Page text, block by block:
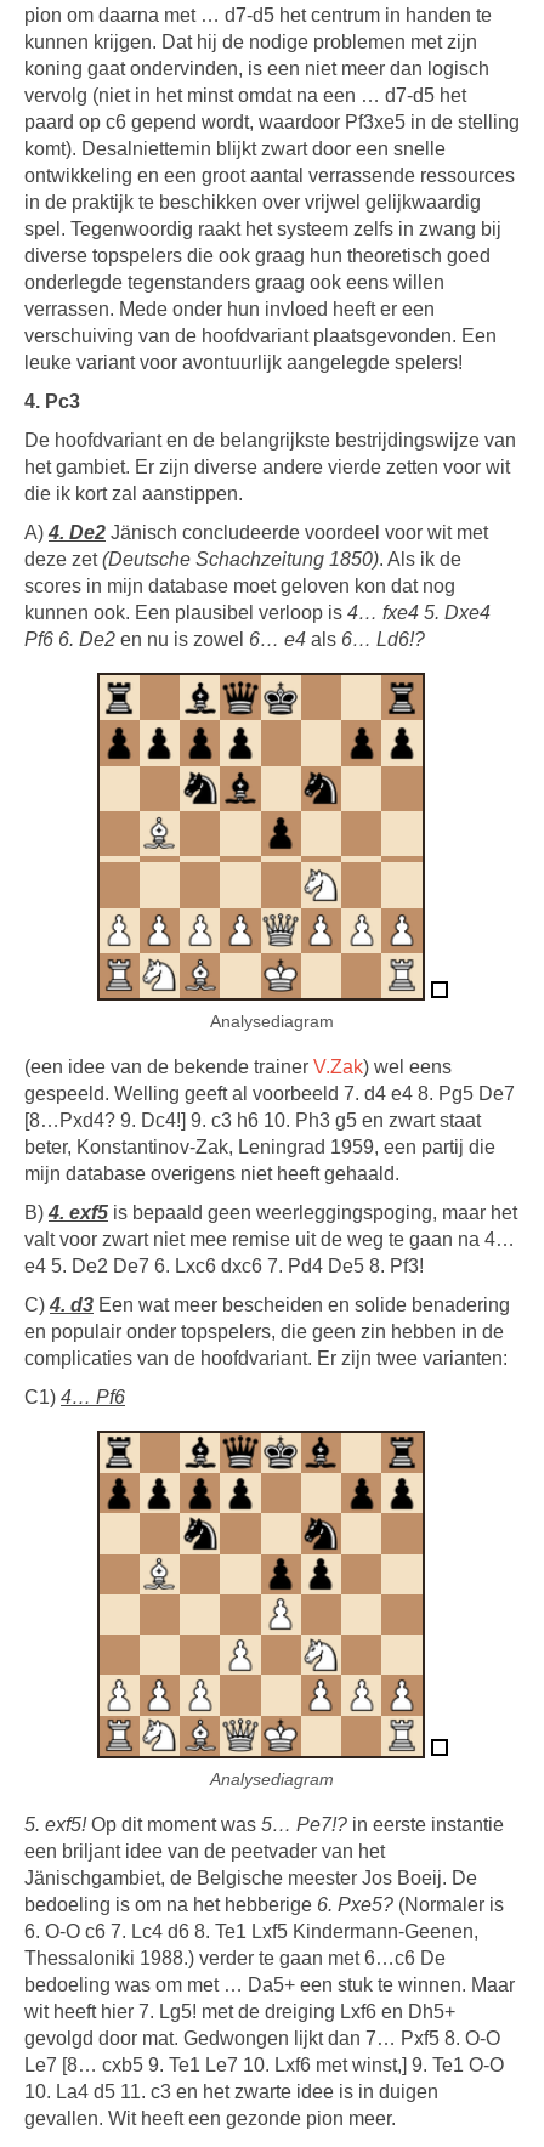
pion om daarna met … d7-d5 het centrum in handen te
kunnen krijgen. Dat hij de nodige problemen met zijn
koning gaat ondervinden, is een niet meer dan logisch
vervolg (niet in het minst omdat na een … d7-d5 het
paard op c6 gepend wordt, waardoor Pf3xe5 in de stelling
komt). Desalniettemin blijkt zwart door een snelle
ontwikkeling en een groot aantal verrassende ressources
in de praktijk te beschikken over vrijwel gelijkwaardig
spel. Tegenwoordig raakt het systeem zelfs in zwang bij
diverse topspelers die ook graag hun theoretisch goed
onderlegde tegenstanders graag ook eens willen
verrassen. Mede onder hun invloed heeft er een
verschuiving van de hoofdvariant plaatsgevonden. Een
leuke variant voor avontuurlijk aangelegde spelers!
4. Pc3
De hoofdvariant en de belangrijkste bestrijdingswijze van
het gambiet. Er zijn diverse andere vierde zetten voor wit
die ik kort zal aanstippen.
A)4. De2 Jänisch concludeerde voordeel voor wit met
deze zet(Deutsche Schachzeitung 1850). Als ik de
scores in mijn database moet geloven kon dat nog
kunnen ook. Een plausibel verloop is 4… fxe4 5. Dxe4
Pf6 6. De2 en nu is zowel 6… e4 als 6… Ld6!?
Analysediagram
(een idee van de bekende trainer V.Zak) wel eens
gespeeld. Welling geeft al voorbeeld 7. d4 e4 8. Pg5 De7
[8…Pxd4? 9. Dc4!] 9. c3 h6 10. Ph3 g5 en zwart staat
beter, Konstantinov-Zak, Leningrad 1959, een partij die
mijn database overigens niet heeft gehaald.
B)4. exf5 is bepaald geen weerleggingspoging, maar het
valt voor zwart niet mee remise uit de weg te gaan na 4…
e4 5. De2 De7 6. Lxc6 dxc6 7. Pd4 De5 8. Pf3!
C)4. d3 Een wat meer bescheiden en solide benadering
en populair onder topspelers, die geen zin hebben in de
complicaties van de hoofdvariant. Er zijn twee varianten:
C1) 4… Pf6
Analysediagram
5. exf5!Op dit moment was 5… Pe7!? in eerste instantie
een briljant idee van de peetvader van het
Jänischgambiet, de Belgische meester Jos Boeij. De
bedoeling is om na het hebberige 6. Pxe5? (Normaler is
6. O-O c6 7. Lc4 d6 8. Te1 Lxf5 Kindermann-Geenen,
Thessaloniki 1988.) verder te gaan met 6…c6 De
bedoeling was om met … Da5+ een stuk te winnen. Maar
wit heeft hier 7. Lg5! met de dreiging Lxf6 en Dh5+
gevolgd door mat. Gedwongen lijkt dan 7… Pxf5 8. O-O
Le7 [8… cxb5 9. Te1 Le7 10. Lxf6 met winst,] 9. Te1 O-O
10. La4 d5 11. c3 en het zwarte idee is in duigen
gevallen. Wit heeft een gezonde pion meer.